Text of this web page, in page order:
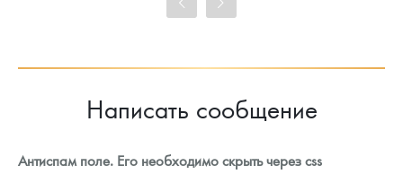
Цена выкупа
Написать сообщение
Антиспам поле. Его необходимо скрыть через css